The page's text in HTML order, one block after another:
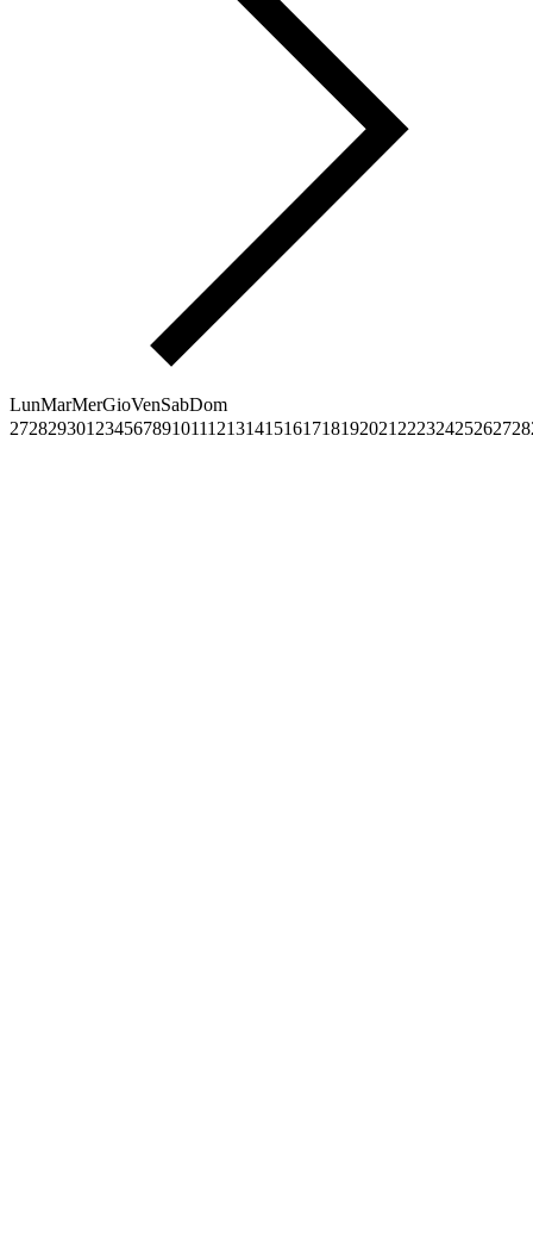
LunMarMerGioVenSabDom
2728293012345678910111213141516171819202122232425262728